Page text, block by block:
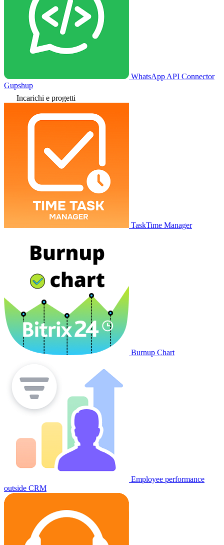
WhatsApp API Connector
Gupshup
Incarichi e progetti
TaskTime Manager
Burnup Chart
Employee performance
outside CRM